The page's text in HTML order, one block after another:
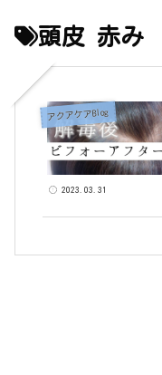
頭皮 赤み
アクアケアBlog
2023.03.31